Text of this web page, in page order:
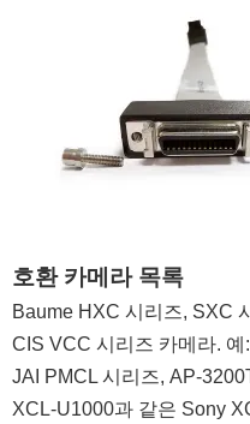
호환 카메라 목록
Baume HXC 시리즈, SXC
CIS VCC 시리즈 카메라.
JAI PMCL 시리즈, AP-
XCL-U1000과 같은 Sony